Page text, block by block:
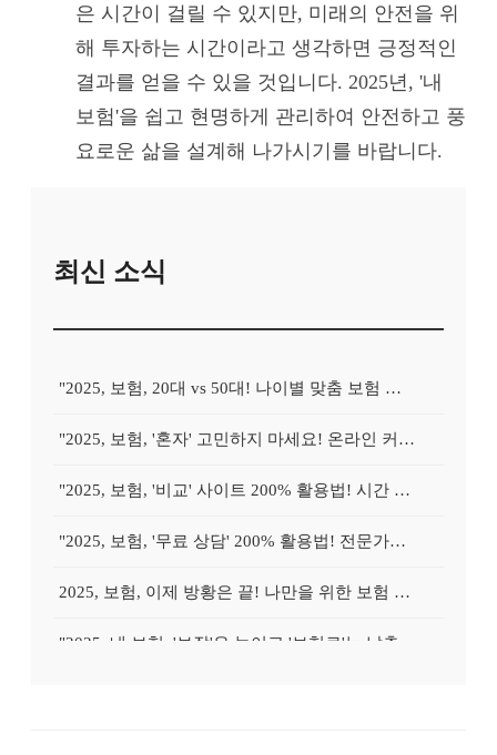
은 시간이 걸릴 수 있지만, 미래의 안전을 위
해 투자하는 시간이라고 생각하면 긍정적인
결과를 얻을 수 있을 것입니다. 2025년, '내
보험'을 쉽고 현명하게 관리하여 안전하고 풍
요로운 삶을 설계해 나가시기를 바랍니다.
최신 소식
"2025, 보험, 20대 vs 50대! 나이별 맞춤 보험 설계, 무엇이 다를까?"
"2025, 보험, '혼자' 고민하지 마세요! 온라인 커뮤니티 활용 꿀팁 대방출!"
"2025, 보험, '비교' 사이트 200% 활용법! 시간 절약하고 최저가 찾는 노하우"
"2025, 보험, '무료 상담' 200% 활용법! 전문가에게 속 시원하게 물어보세요!"
2025, 보험, 이제 방황은 끝! 나만을 위한 보험 찾기, 어디서부터 시작할까?